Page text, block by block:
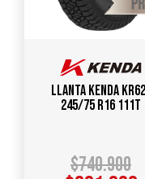
Llanta KENDA
245/75 R16 111T
$740.900